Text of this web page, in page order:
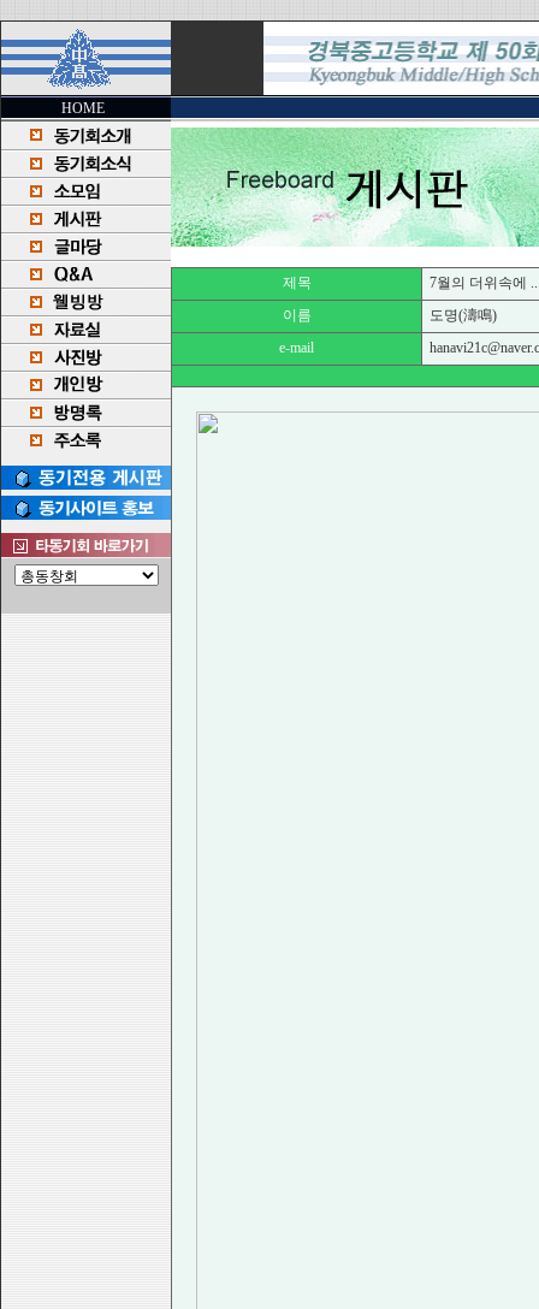
HOME
제목
7월의 더위속에
이름
도명(濤鳴)
e-mail